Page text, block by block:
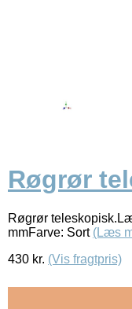
Røgrør
Røgrør
mmFarve: Sort (Læs
430 kr. (Vis fragtpris)